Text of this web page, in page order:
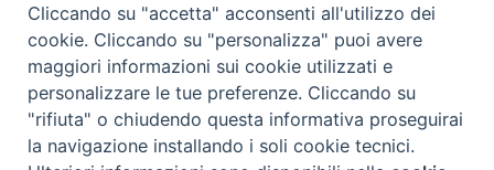
Ordinariato Militare per l'Italia
Salita del Grillo, 37 - 00184 Roma
tel. 06.6795100
Cliccando su "accetta" acconsenti all'utilizzo dei
cookie. Cliccando su "personalizza" puoi avere
maggiori informazioni sui cookie utilizzati e
personalizzare le tue preferenze. Cliccando su
"rifiuta" o chiudendo questa informativa proseguirai
la navigazione installando i soli cookie tecnici.